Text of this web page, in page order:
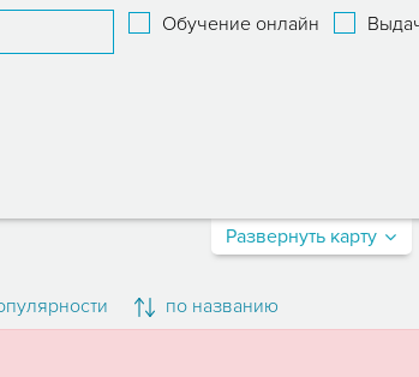
Обучение онлайн
Развернуть карту
по названию